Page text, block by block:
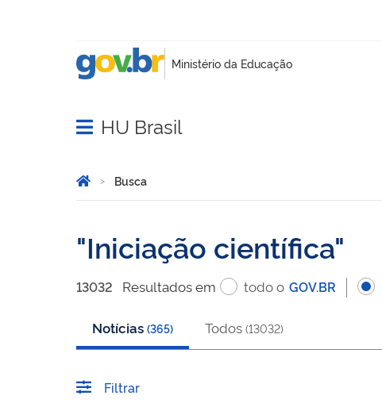
Abrir menu principal de navegação
HU Brasil
Você está aqui:
Página Inicial
Busca
Iniciação científica
13032 Resultadosem todo o GOV.BR
Notícias (365) Todos (13032)
Filtrar